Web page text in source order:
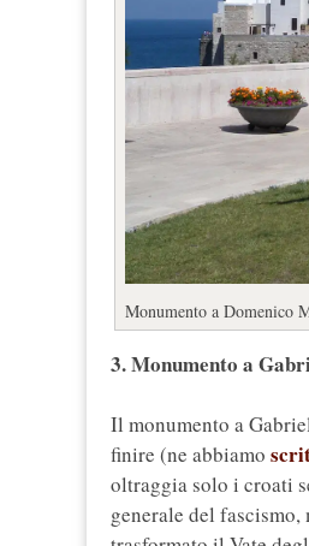
Monumento a Domenico
3. Monumento a
Il monumento a
finire (ne abbiamo
oltraggia solo i croati
generale del